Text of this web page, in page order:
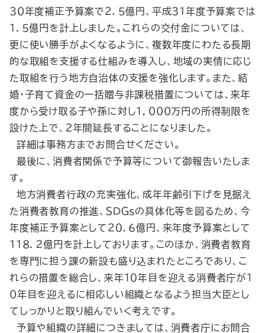
３０年度補正予算案で２．５億円、平成３１年度予算案では
１．５億円を計上しました。これらの交付金については、
更に使い勝手がよくなるように、複数年度にわたる長期
的な取組を支援する仕組みを導入し、地域の実情に応じ
た取組を行う地方自治体の支援を強化します。また、結
婚・子育て資金の一括贈与非課税措置については、来年
度から受け取る子や孫に対し１，０００万円の所得制限を
設けた上で、２年間延長することになりました。
詳細は事務方までお問合せください。
最後に、消費者関係で予算等について御報告いたしま
す。
地方消費者行政の充実強化、成年年齢引下げを見据え
た消費者教育の推進、ＳＤＧｓの具体化等を図るため、今
年度補正予算案として２０．６億円、来年度予算案として
１１８．２億円を計上しております。このほか、消費者教育
を専門に担う課の新設も盛り込まれたところであり、こ
れらの措置を総合し、来年１０年目を迎える消費者庁が１
０年目を迎えるに相応しい組織となるよう担当大臣とし
てしっかりと取り組んでいく考えです。
予算や組織の詳細につきましては、消費者庁にお問合